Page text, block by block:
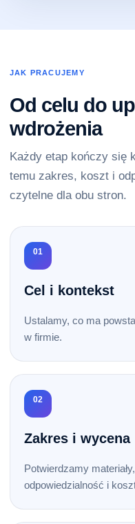
JAK PRACUJEMY
Od celu do
wdrożenia
Każdy etap kończy się
temu zakres, koszt i
czytelne dla obu stron.
01
Cel i kontekst
Ustalamy, co ma
w firmie.
02
Zakres i wycena
Potwierdzamy
odpowiedzialność i